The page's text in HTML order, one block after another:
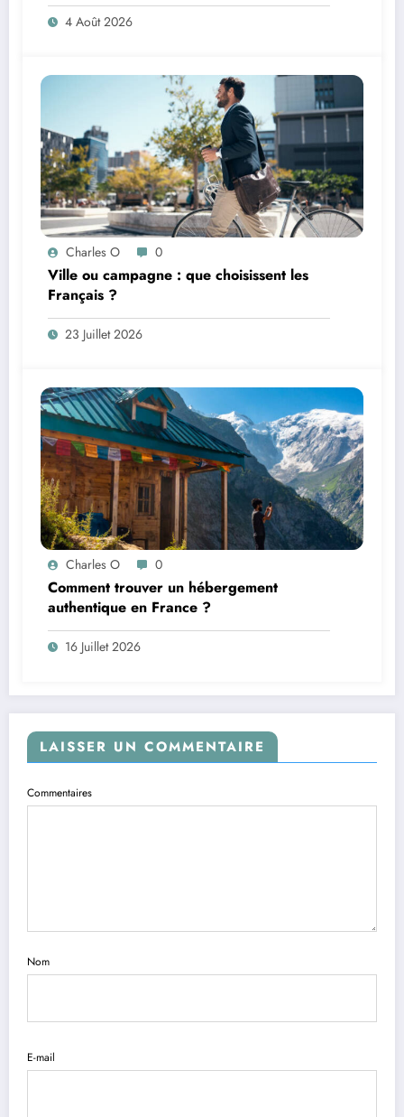
4 Août 2026
Charles O 0
Ville ou campagne : que choisissent les
Français ?
23 Juillet 2026
Charles O 0
Comment trouver un hébergement
authentique en France ?
16 Juillet 2026
LAISSER UN COMMENTAIRE
Commentaires
Nom
E-mail